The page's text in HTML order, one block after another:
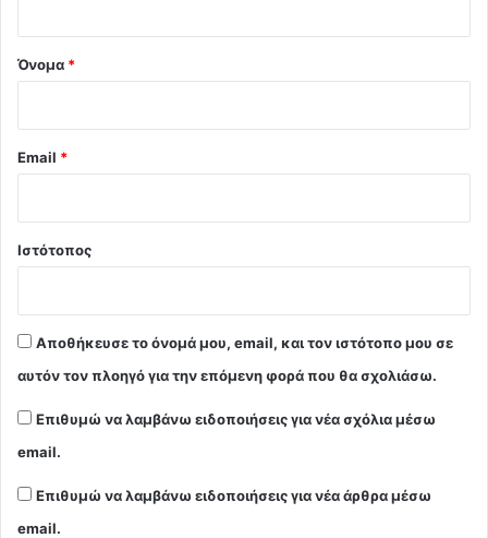
Όνομα *
Email *
Ιστότοπος
Αποθήκευσε το όνομά μου, email, και τον ιστότοπο μου σε
αυτόν τον πλοηγό για την επόμενη φορά που θα σχολιάσω.
Επιθυμώ να λαμβάνω ειδοποιήσεις για νέα σχόλια μέσω
email.
Επιθυμώ να λαμβάνω ειδοποιήσεις για νέα άρθρα μέσω
email.